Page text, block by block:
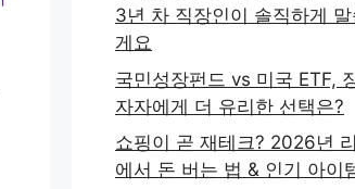
3년 차 직장인이 솔직하게 말
게요
국민성장펀드 vs 미국 ETF,
자자에게 더 유리한 선택은?
쇼핑이 곧 재테크? 2026년
에서 돈 버는 법 & 인기 아이